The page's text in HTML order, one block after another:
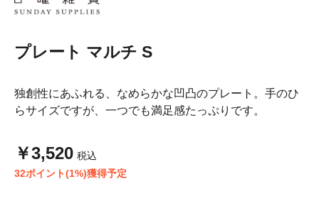
プレート マルチ S
独創性にあふれる、なめらかな凹凸のプレート。手のひ
らサイズですが、一つでも満足感たっぷりです。
￥3,520 税込
32ポイント(1%)獲得予定